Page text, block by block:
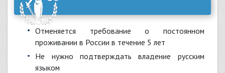
Отменяется требование о постоянном
проживании в России в течение 5 лет
Не нужно подтверждать владение русским
языком